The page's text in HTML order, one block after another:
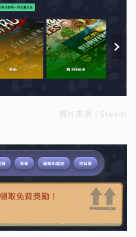
圖片來源：Steam